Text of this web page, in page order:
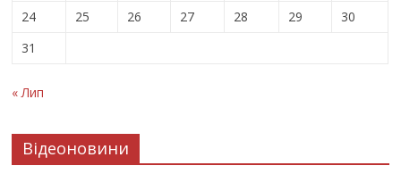
24
25 26 27 28 29
30
31
« Лип
Відеоновини